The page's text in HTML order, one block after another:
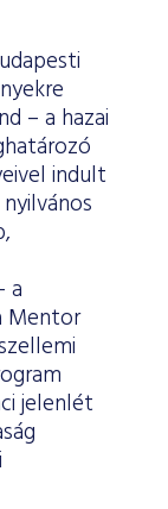
– a hazai
indult
a
Mentor
jelenlét